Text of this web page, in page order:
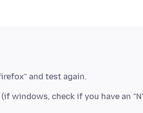
windows, check if you have an